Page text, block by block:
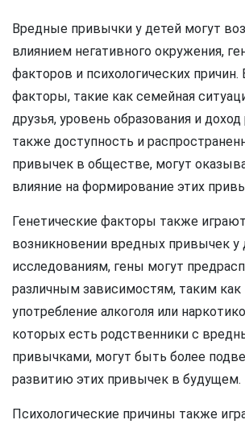
Вредные привычки у детей могут
влиянием негативного окружения,
факторов и психологических
факторы, такие как семейная
друзья, уровень образования и доход
также доступность и
привычек в обществе, могут
влияние на формирование этих
Генетические факторы также
возникновении вредных привычек у
исследованиям, гены могут
различным зависимостям, таким как
употребление алкоголя или
которых есть родственники с
привычками, могут быть более
развитию этих привычек в будущем.
Психологические причины также